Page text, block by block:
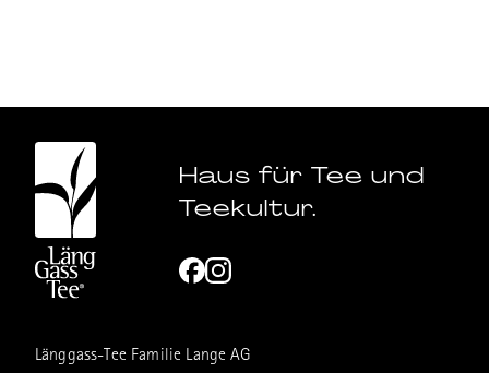
Haus für Tee und
Teekultur.
Länggass-Tee Familie Lange AG